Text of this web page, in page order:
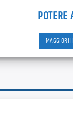
POTERE
MAGGIORI